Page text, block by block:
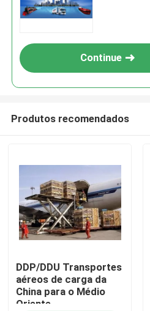
Produtos
Continue
Produtos recomendados
DDP/DDU Transportes
aéreos de carga da
China para o Médio
Oriente